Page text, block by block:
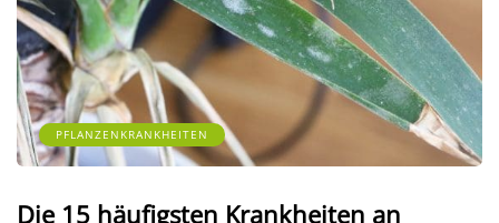
PFLANZENKRANKHEITEN
Die 15 häufigsten Krankheiten an